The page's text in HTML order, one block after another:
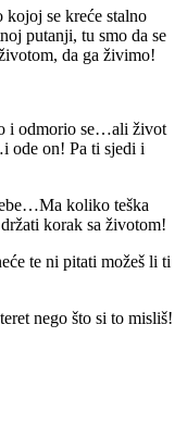
kojoj se kreće stalno
putanji, tu smo da se
da ga živimo!
i odmorio se…ali život
ode on! Pa ti sjedi i
koliko teška
korak sa životom!
te ni pitati možeš li ti
nego što si to misliš!